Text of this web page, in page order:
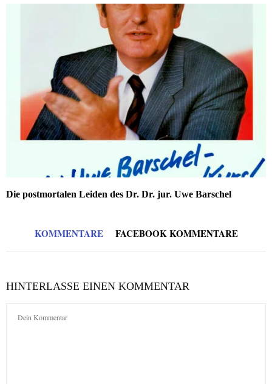
Die postmortalen Leiden des Dr. Dr. jur. Uwe Barschel
KOMMENTARE FACEBOOK KOMMENTARE
HINTERLASSE EINEN KOMMENTAR